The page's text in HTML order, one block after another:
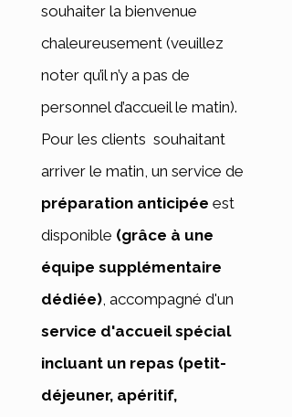
souhaiter la bienvenue
chaleureusement (veuillez
noter qu’il n’y a pas de
personnel d’accueil le matin).
Pour les clients souhaitant
arriver le matin, un service de
préparation anticipée est
disponible (grâce à une
équipe supplémentaire
dédiée), accompagné d'un
service d'accueil spécial
incluant un repas (petit-
déjeuner, apéritif,